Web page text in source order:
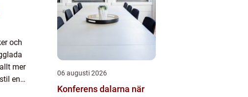
och
mer
en
06 augusti 2026
Konferens dalarna när